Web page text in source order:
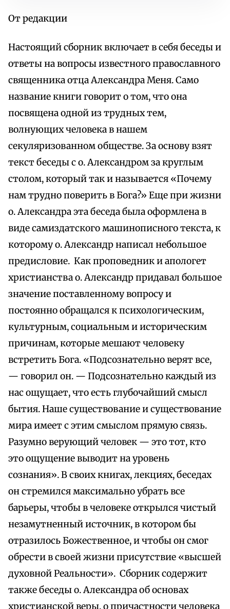
От редакции
Настоящий сборник включает в себя беседы и
ответы на вопросы известного православного
священника отца Александра Меня. Само
название книги говорит о том, что она
посвящена одной из трудных тем,
волнующих человека в нашем
секуляризованном обществе. За основу взят
текст беседы с о. Александром за круглым
столом, который так и называется «Почему
нам трудно поверить в Бога?» Еще при жизни
о. Александра эта беседа была оформлена в
виде самиздатского машинописного текста, к
которому о. Александр написал небольшое
предисловие. Как проповедник и апологет
христианства о. Александр придавал большое
значение поставленному вопросу и
постоянно обращался к психологическим,
культурным, социальным и историческим
причинам, которые мешают человеку
встретить Бога. «Подсознательно верят все,
— говорил он. — Подсознательно каждый из
нас ощущает, что есть глубочайший смысл
бытия. Наше существование и существование
мира имеет с этим смыслом прямую связь.
Разумно верующий человек — это тот, кто
это ощущение выводит на уровень
сознания». В своих книгах, лекциях, беседах
он стремился максимально убрать все
барьеры, чтобы в человеке открылся чистый
незамутненный источник, в котором бы
отразилось Божественное, и чтобы он смог
обрести в своей жизни присутствие «высшей
духовной Реальности». Сборник содержит
также беседы о. Александра об основах
христианской веры, о причастности человека